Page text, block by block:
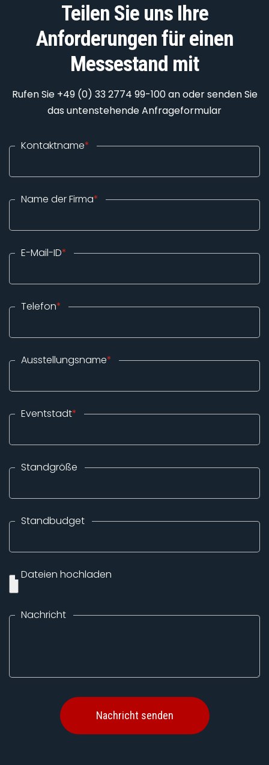
Teilen Sie uns Ihre
Anforderungen für einen
Messestand mit
Rufen Sie +49 (0) 33 2774 99-100 an oder senden Sie
das untenstehende Anfrageformular
Kontaktname*
Name der Firma*
E-Mail-ID*
Telefon*
Ausstellungsname*
Eventstadt*
Standgröße
Standbudget
Dateien hochladen
Nachricht